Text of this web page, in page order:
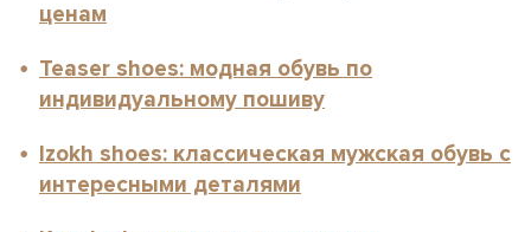
ценам
Teaser shoes: модная обувь по
индивидуальному пошиву
Izokh shoes: классическая мужская обувь с
интересными деталями